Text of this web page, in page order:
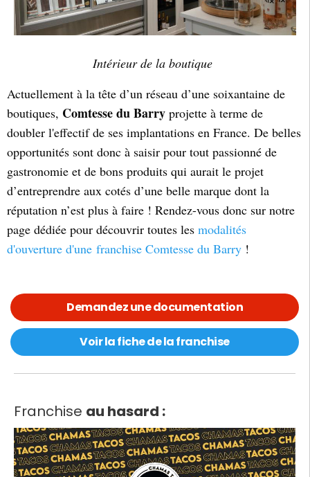
Intérieur de la boutique
Actuellement à la tête d’un réseau d’une soixantaine de
boutiques, Comtesse du Barry projette à terme de
doubler l'effectif de ses implantations en France. De belles
opportunités sont donc à saisir pour tout passionné de
gastronomie et de bons produits qui aurait le projet
d’entreprendre aux cotés d’une belle marque dont la
réputation n’est plus à faire ! Rendez-vous donc sur notre
page dédiée pour découvrir toutes les modalités
d'ouverture d'une franchise Comtesse du Barry !
Demandez une documentation
Voir la fiche de la franchise
Franchise au hasard :